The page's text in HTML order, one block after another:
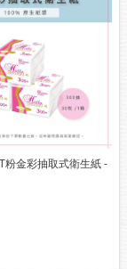
粉金彩抽取式衛生紙 -